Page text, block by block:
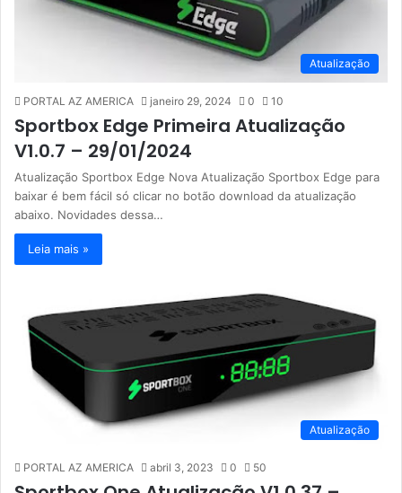
Atualização
PORTAL AZ AMERICA janeiro 29, 2024 0 10
Sportbox Edge Primeira Atualização
V1.0.7 – 29/01/2024
Atualização Sportbox Edge Nova Atualização Sportbox Edge para
baixar é bem fácil só clicar no botão download da atualização
abaixo. Novidades dessa…
Leia mais »
Atualização
PORTAL AZ AMERICA abril 3, 2023 0 50